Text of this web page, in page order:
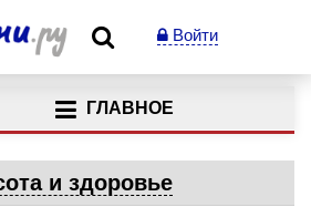
Войти
ГЛАВНОЕ
и здоровье